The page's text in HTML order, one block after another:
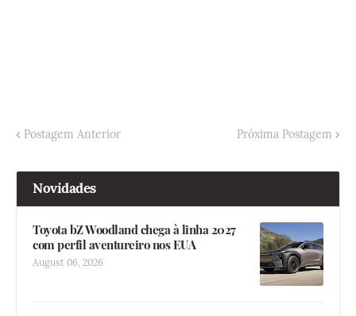
Postagem Anterior Próxima Postagem
Novidades
Toyota bZ Woodland chega à linha 2027
com perfil aventureiro nos EUA
August 06, 2026